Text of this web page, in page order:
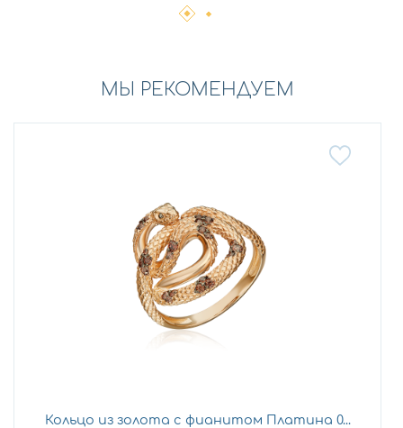
МЫ РЕКОМЕНДУЕМ
Кольцо из золота с фианитом Платина 0...